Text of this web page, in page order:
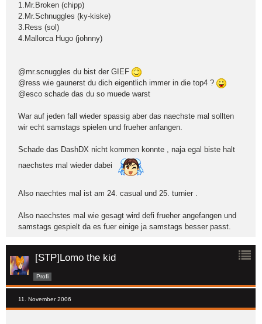
1.Mr.Broken (chipp)
2.Mr.Schnuggles (ky-kiske)
3.Ress (sol)
4.Mallorca Hugo (johnny)
@mr.scnuggles du bist der GIEF
@ress wie gaunerst du dich eigentlich immer in die top4 ?
@esco schade das du so muede warst
War auf jeden fall wieder spassig aber das naechste mal sollten
wir echt samstags spielen und frueher anfangen.
Schade das DashDX nicht kommen konnte , naja egal biste halt
naechstes mal wieder dabei
Also naechtes mal ist am 24. casual und 25. turnier .
Also naechstes mal wie gesagt wird defi frueher angefangen und
samstags gespielt da es fuer einige ja samstags besser passt.
[STP]Lomo the kid
Profi
11. November 2006